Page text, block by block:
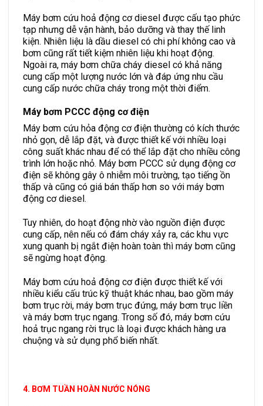
Máy bơm cứu hoả động cơ diesel được cấu tạo phức
tạp nhưng dễ vận hành, bảo dưỡng và thay thế linh
kiện. Nhiên liệu là dầu diesel có chi phí không cao và
bơm cũng rất tiết kiệm nhiên liệu khi hoạt động.
Ngoài ra, máy bơm chữa cháy diesel có khả năng
cung cấp một lượng nước lớn và đáp ứng nhu cầu
cung cấp nước chữa cháy trong một thời điểm.
Máy bơm PCCC động cơ điện
Máy bơm cứu hỏa động cơ điện thường có kích thước
nhỏ gọn, dễ lắp đặt, và được thiết kế với nhiều loại
công suất khác nhau để có thể lắp đặt cho nhiều công
trình lớn hoặc nhỏ. Máy bơm PCCC sử dụng động cơ
điện sẽ không gây ô nhiễm môi trường, tạo tiếng ồn
thấp và cũng có giá bán thấp hơn so với máy bơm
động cơ diesel.
Tuy nhiên, do hoạt động nhờ vào nguồn điện được
cung cấp, nên nếu có đám cháy xảy ra, các khu vực
xung quanh bị ngắt điện hoàn toàn thì máy bơm cũng
sẽ ngừng hoạt động.
Máy bơm cứu hoả động cơ điện được thiết kế với
nhiều kiểu cấu trúc kỹ thuật khác nhau, bao gồm máy
bơm trục rời, máy bơm trục đứng, máy bơm trục liền
và máy bơm trục ngang. Trong số đó, máy bơm cứu
hoả trục ngang rời trục là loại được khách hàng ưa
chuộng và sử dụng phổ biến nhất.
4. BƠM TUẦN HOÀN NƯỚC NÓNG